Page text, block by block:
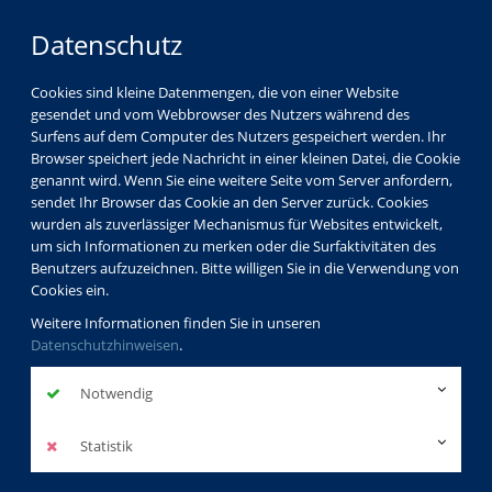
Datenschutz
Cookies sind kleine Datenmengen, die von einer Website
gesendet und vom Webbrowser des Nutzers während des
Surfens auf dem Computer des Nutzers gespeichert werden. Ihr
Browser speichert jede Nachricht in einer kleinen Datei, die Cookie
genannt wird. Wenn Sie eine weitere Seite vom Server anfordern,
sendet Ihr Browser das Cookie an den Server zurück. Cookies
wurden als zuverlässiger Mechanismus für Websites entwickelt,
um sich Informationen zu merken oder die Surfaktivitäten des
Benutzers aufzuzeichnen. Bitte willigen Sie in die Verwendung von
Cookies ein.
Weitere Informationen finden Sie in unseren
Datenschutzhinweisen.
Notwendig
Statistik